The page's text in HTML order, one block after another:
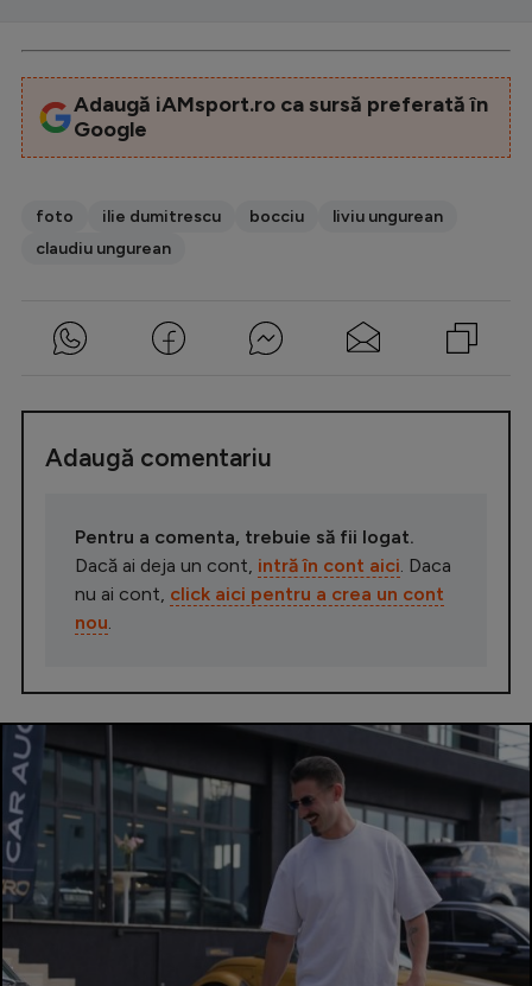
Adaugă iAMsport.ro ca sursă preferată în
Google
foto ilie dumitrescu bocciu
liviu ungurean
claudiu ungurean
Adaugă comentariu
Pentru a comenta, trebuie să fii logat.
Dacă ai deja un cont, intră în cont aici. Daca
nu ai cont, click aici pentru a crea un cont
nou.